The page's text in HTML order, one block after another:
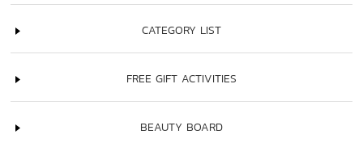
CATEGORY LIST
FREE GIFT ACTIVITIES
BEAUTY BOARD